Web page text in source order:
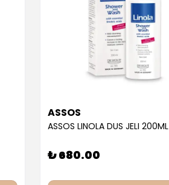
ASSOS
ASSOS LINOLA DUS JELI 200ML
₺ 680.00